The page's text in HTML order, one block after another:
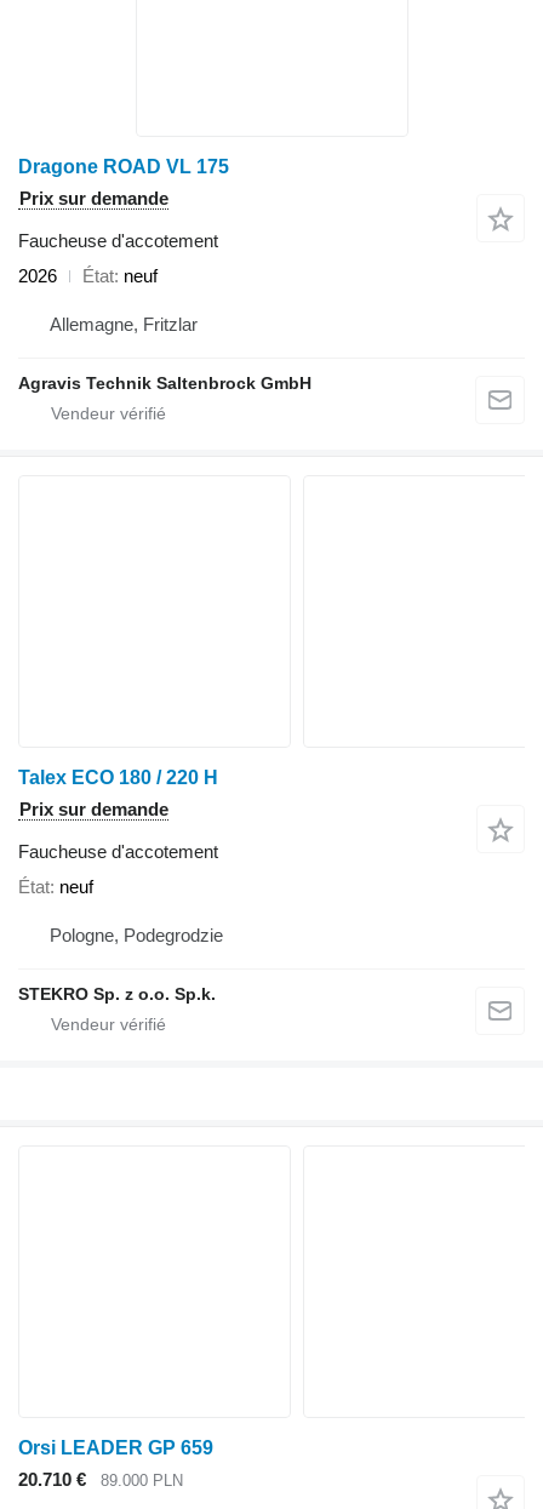
Dragone ROAD VL 175
Prix sur demande
Faucheuse d'accotement
2026
État neuf
Allemagne, Fritzlar
Agravis Technik Saltenbrock GmbH
Talex ECO 180 / 220 H
Prix sur demande
Faucheuse d'accotement
État neuf
Pologne, Podegrodzie
STEKRO Sp. z o.o. Sp.k.
Orsi LEADER GP 659
20.710 €
89.000 PLN